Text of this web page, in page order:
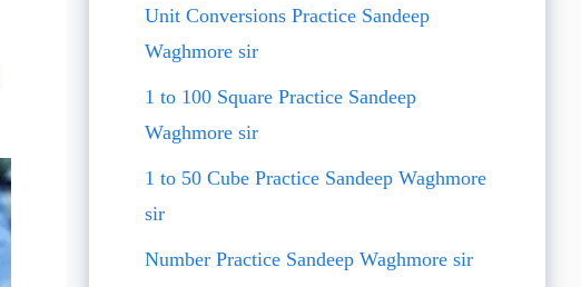
Unit Conversions Practice Sandeep
Waghmore sir
1 to 100 Square Practice Sandeep
Waghmore sir
1 to 50 Cube Practice Sandeep Waghmore
sir
Number Practice Sandeep Waghmore sir